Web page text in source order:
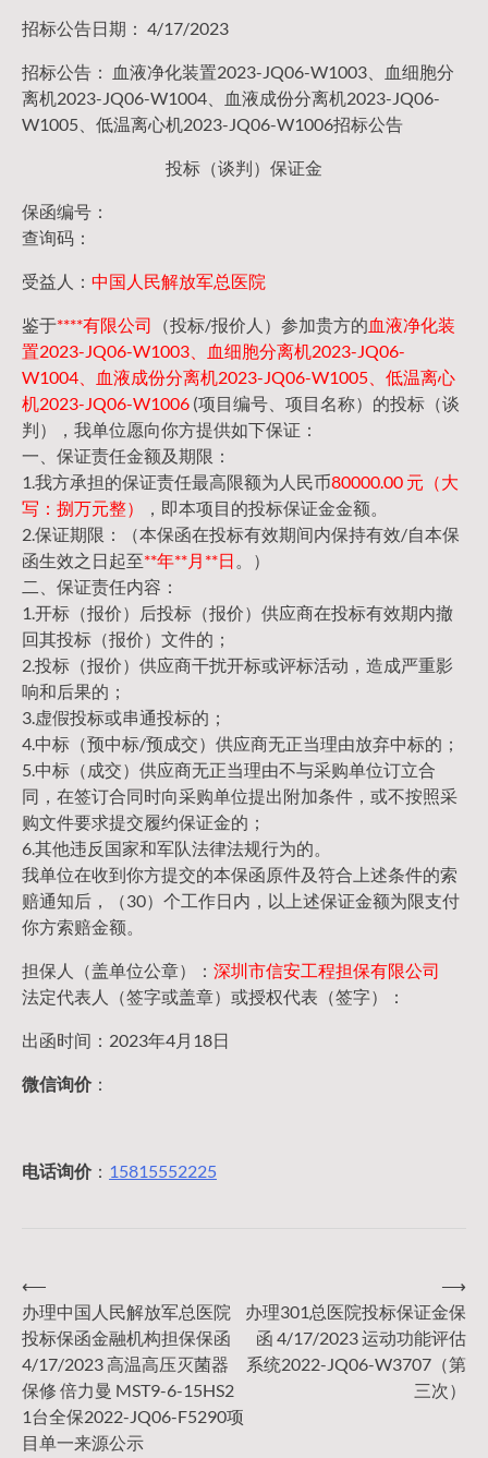
招标公告日期： 4/17/2023
招标公告： 血液净化装置2023-JQ06-W1003、血细胞分
离机2023-JQ06-W1004、血液成份分离机2023-JQ06-
W1005、低温离心机2023-JQ06-W1006招标公告
投标（谈判）保证金
保函编号：
查询码：
受益人： 中国人民解放军总医院
鉴于****有限公司 （投标/报价人）参加贵方的血液净化装
置2023-JQ06-W1003、血细胞分离机2023-JQ06-
W1004、血液成份分离机2023-JQ06-W1005、低温离心
机2023-JQ06-W1006 (项目编号、项目名称）的投标（谈
判），我单位愿向你方提供如下保证：
一、保证责任金额及期限：
1.我方承担的保证责任最高限额为人民币80000.00 元（大
写：捌万元整）
，即本项目的投标保证金金额。
2.保证期限：（本保函在投标有效期间内保持有效/自本保
函生效之日起至**年**月**日 。）
二、保证责任内容：
1.开标（报价）后投标（报价）供应商在投标有效期内撤
回其投标（报价）文件的；
2.投标（报价）供应商干扰开标或评标活动，造成严重影
响和后果的；
3.虚假投标或串通投标的；
4.中标（预中标/预成交）供应商无正当理由放弃中标的；
5.中标（成交）供应商无正当理由不与采购单位订立合
同，在签订合同时向采购单位提出附加条件，或不按照采
购文件要求提交履约保证金的；
6.其他违反国家和军队法律法规行为的。
我单位在收到你方提交的本保函原件及符合上述条件的索
赔通知后，（30）个工作日内，以上述保证金额为限支付
你方索赔金额。
担保人（盖单位公章）： 深圳市信安工程担保有限公司
法定代表人（签字或盖章）或授权代表（签字）：
出函时间：2023年4月18日
微信询价：
电话询价： 15815552225
文
章
导
⟵
办理中国人民解放军总医院
投标保函金融机构担保保函
4/17/2023 高温高压灭菌器
保修 倍力曼 MST9-6-15HS2
1台全保2022-JQ06-F5290项
目单一来源公示
办理301总医院投标保证金保
函 4/17/2023 运动功能评估
系统2022-JQ06-W3707（第
三次）
⟶